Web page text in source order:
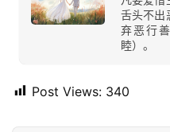
舌头不出
弃恶行
睦）。
Post Views: 340